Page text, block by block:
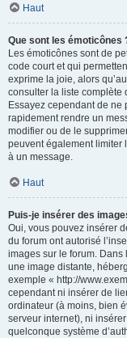
Haut
Que sont les émoticônes
Les émoticônes sont de
code court et qui
exprime la joie, alors
consulter la liste complète
Essayez cependant de
rapidement rendre un
modifier ou de le
peuvent également limiter
à un message.
Haut
Puis-je insérer des
Oui, vous pouvez insérer
du forum ont autorisé
images sur le forum.
une image distante,
exemple « http://
cependant ni insérer de
ordinateur (à moins, bien
serveur internet), ni
quelconque système